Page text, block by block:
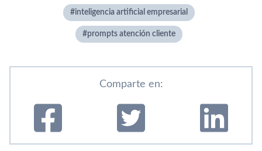
inteligencia artificial empresarial
prompts atención cliente
Comparte en: